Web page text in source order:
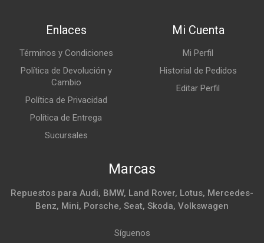
Enlaces
Términos y Condiciones
Política de Devolución y
Cambio
Política de Privacidad
Política de Entrega
Sucursales
Mi Cuenta
Mi Perfil
Historial de Pedidos
Editar Perfil
Marcas
Repuestos para Audi, BMW, Land Rover, Lotus, Mercedes-
Benz, Mini, Porsche, Seat, Skoda, Volkswagen
Síguenos